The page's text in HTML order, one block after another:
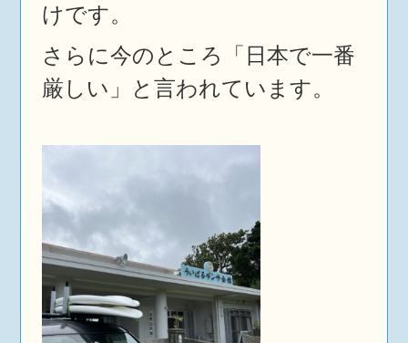
けです。
さらに今のところ「日本で一番
厳しい」と言われています。